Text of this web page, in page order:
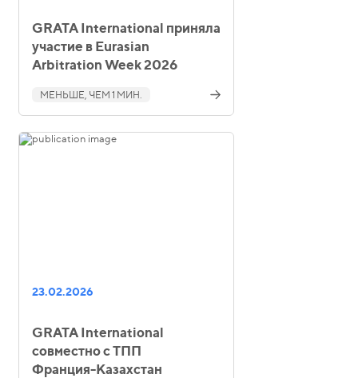
GRATA International приняла
участие в Eurasian
Arbitration Week 2026
МЕНЬШЕ, ЧЕМ 1 МИН.
23.02.2026
GRATA International
совместно с ТПП
Франция‑Казахстан